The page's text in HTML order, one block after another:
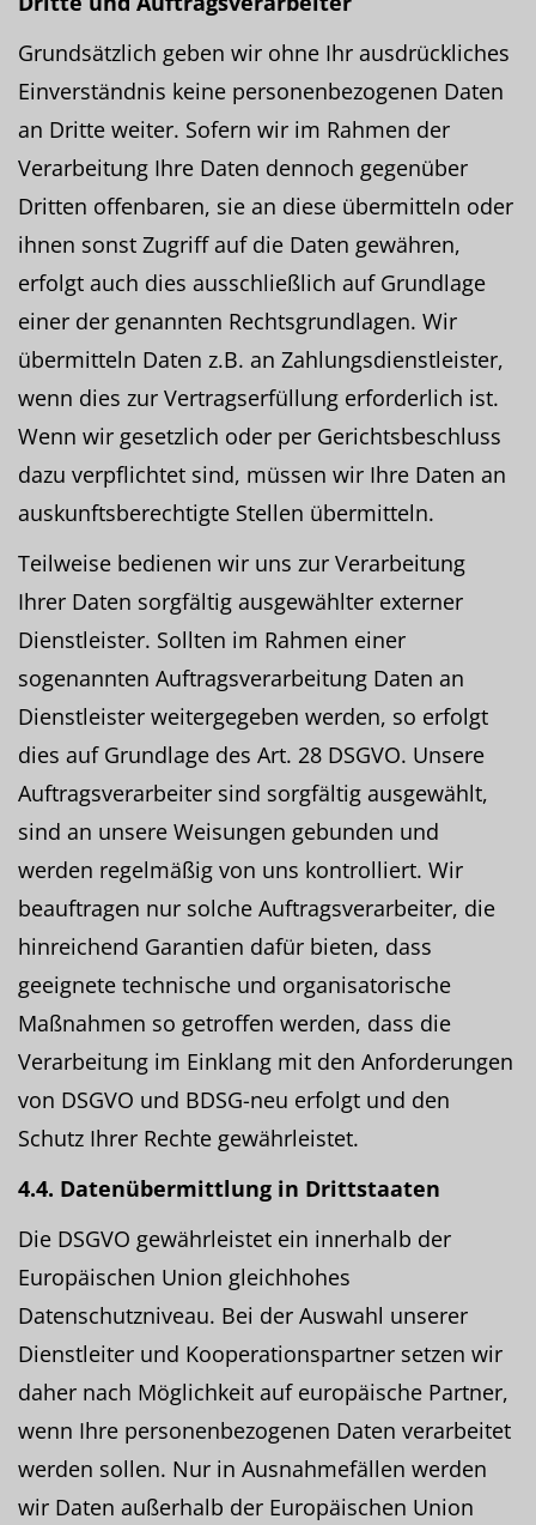
Grundsätzlich geben wir ohne Ihr ausdrückliches
Einverständnis keine personenbezogenen Daten
an Dritte weiter. Sofern wir im Rahmen der
Verarbeitung Ihre Daten dennoch gegenüber
Dritten offenbaren, sie an diese übermitteln oder
ihnen sonst Zugriff auf die Daten gewähren,
erfolgt auch dies ausschließlich auf Grundlage
einer der genannten Rechtsgrundlagen. Wir
übermitteln Daten z.B. an Zahlungsdienstleister,
wenn dies zur Vertragserfüllung erforderlich ist.
Wenn wir gesetzlich oder per Gerichtsbeschluss
dazu verpflichtet sind, müssen wir Ihre Daten an
auskunftsberechtigte Stellen übermitteln.
Teilweise bedienen wir uns zur Verarbeitung
Ihrer Daten sorgfältig ausgewählter externer
Dienstleister. Sollten im Rahmen einer
sogenannten Auftragsverarbeitung Daten an
Dienstleister weitergegeben werden, so erfolgt
dies auf Grundlage des Art. 28 DSGVO. Unsere
Auftragsverarbeiter sind sorgfältig ausgewählt,
sind an unsere Weisungen gebunden und
werden regelmäßig von uns kontrolliert. Wir
beauftragen nur solche Auftragsverarbeiter, die
hinreichend Garantien dafür bieten, dass
geeignete technische und organisatorische
Maßnahmen so getroffen werden, dass die
Verarbeitung im Einklang mit den Anforderungen
von DSGVO und BDSG-neu erfolgt und den
Schutz Ihrer Rechte gewährleistet.
4.4. Datenübermittlung in Drittstaaten
Die DSGVO gewährleistet ein innerhalb der
Europäischen Union gleichhohes
Datenschutzniveau. Bei der Auswahl unserer
Dienstleiter und Kooperationspartner setzen wir
daher nach Möglichkeit auf europäische Partner,
wenn Ihre personenbezogenen Daten verarbeitet
werden sollen. Nur in Ausnahmefällen werden
wir Daten außerhalb der Europäischen Union